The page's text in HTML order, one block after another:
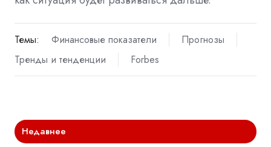
Темы: Финансовые показатели
Прогнозы
Тренды и тенденции
Forbes
Недавнее